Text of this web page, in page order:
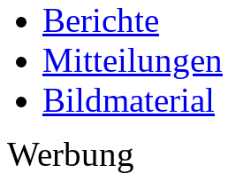
Berichte
Mitteilungen
Bildmaterial
Werbung